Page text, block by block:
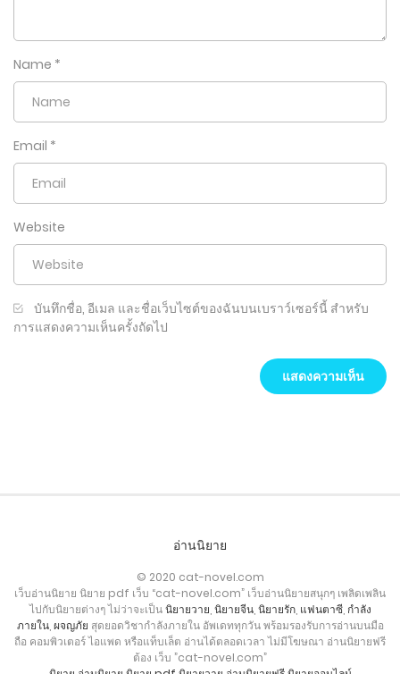
Name *
Email *
Website
บันทึกชื่อ, อีเมล และชื่อเว็บไซต์ของฉันบนเบราว์เซอร์นี้ สำหรับ
การแสดงความเห็นครั้งถัดไป
อ่านนิยาย
© 2020 cat-novel.com
เว็บอ่านนิยาย นิยาย pdf เว็บ “cat-novel.com” เว็บอ่านนิยายสนุกๆ เพลิดเพลิน
ไปกับนิยายต่างๆ ไม่ว่าจะเป็นนิยายวาย นิยายจีน, นิยายรัก, แฟนตาซี, กำลัง
ภายใน, ผจญภัย สุดยอดวิชากำลังภายใน อัพเดททุกวัน พร้อมรองรับการอ่านบนมือ
ถือ คอมพิวเตอร์ ไอแพด หรือแท็บเล็ต อ่านได้ตลอดเวลา ไม่มีโฆษณา อ่านนิยายฟรี
ต้อง เว็บ ”cat-novel.com”